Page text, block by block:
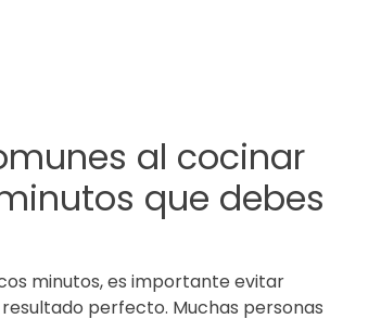
al cocinar
que debes
minutos, es importante evitar
perfecto. Muchas personas